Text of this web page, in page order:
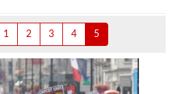
1 2 3 4 5